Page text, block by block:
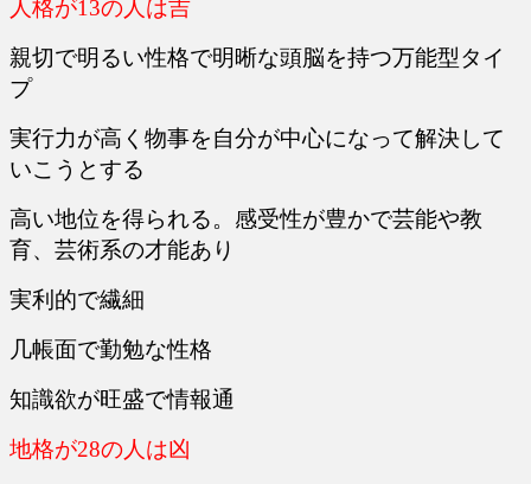
人格が13の人は吉
親切で明るい性格で明晰な頭脳を持つ万能型タイ
プ
実行力が高く物事を自分が中心になって解決して
いこうとする
高い地位を得られる。感受性が豊かで芸能や教
育、芸術系の才能あり
実利的で繊細
几帳面で勤勉な性格
知識欲が旺盛で情報通
地格が28の人は凶